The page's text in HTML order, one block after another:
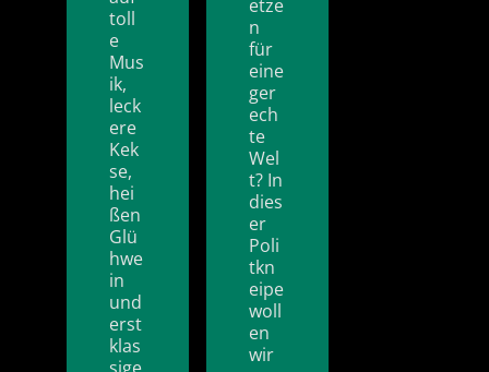
toll
e
Mus
ik,
leck
ere
Kek
se,
hei
ßen
Glü
hwe
in
und
erst
klas
etze
n
für
eine
ger
ech
te
Wel
t? In
dies
er
Poli
tkn
eipe
woll
en
wir